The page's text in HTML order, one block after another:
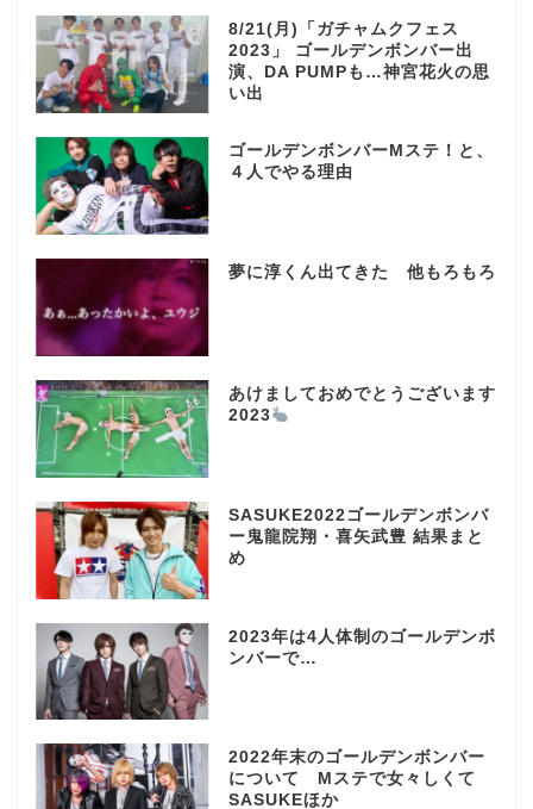
8/21(月)「ガチャムクフェス
2023」 ゴールデンボンバー出
演、DA PUMPも…神宮花火の思
い出
ゴールデンボンバーMステ！と、
４人でやる理由
夢に淳くん出てきた 他もろもろ
あけましておめでとうございます
2023
SASUKE2022ゴールデンボンバ
ー鬼龍院翔・喜矢武豊 結果まと
め
2023年は4人体制のゴールデンボ
ンバーで…
2022年末のゴールデンボンバー
について Mステで女々しくて
SASUKEほか